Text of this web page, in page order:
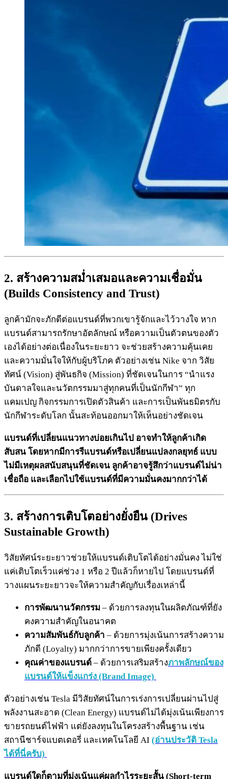
2. สร้างความสม่ำเสมอและความเชื่อมั่น
(Builds Consistency and Trust)
ลูกค้ามักจะภักดีต่อแบรนด์ที่พวกเขารู้จักและไว้วางใจ หาก
แบรนด์สามารถรักษาอัตลักษณ์ หรือความเป็นตัวตนของตัว
เองได้อย่างต่อเนื่องในระยะยาว จะช่วยสร้างความคุ้นเคย
และความมั่นใจให้กับผู้บริโภค ตัวอย่างเช่น Nike จาก วิสัย
ทัศน์ (Vision) สู่พันธกิจ (Mission) ที่ชัดเจนในการ “นำแรง
บันดาลใจและนวัตกรรมมาสู่ทุกคนที่เป็นนักกีฬา” ทุก
แคมเปญ กิจกรรมการเปิดตัวสินค้า และการเป็นพันธมิตรกับ
นักกีฬาระดับโลก นั้นสะท้อนออกมาให้เห็นอย่างชัดเจน
แบรนด์ที่เปลี่ยนแนวทางบ่อยเกินไป อาจทำให้ลูกค้าเกิด
สับสน โดยหากมีการรีแบรนด์หรือเปลี่ยนแปลงกลยุทธ์ แบบ
ไม่มีเหตุผลสนับสนุนที่ชัดเจน ลูกค้าอาจรู้สึกว่าแบรนด์ไม่น่า
เชื่อถือ และเลือกไปใช้แบรนด์ที่มีความมั่นคงมากกว่าได้
3. สร้างการเติบโตอย่างยั่งยืน (Drives
Sustainable Growth)
วิสัยทัศน์ระยะยาวช่วยให้แบรนด์เติบโตได้อย่างมั่นคง ไม่ใช่
แค่เติบโตเร็วแค่ช่วง 1 หรือ 2 ปีแล้วก็หายไป โดยแบรนด์ที่
วางแผนระยะยาวจะให้ความสำคัญกับเรื่องเหล่านี้
การพัฒนานวัตกรรม – ด้วยการลงทุนในผลิตภัณฑ์ที่ยัง
คงความสำคัญในอนาคต
ความสัมพันธ์กับลูกค้า – ด้วยการมุ่งเน้นการสร้างความ
ภักดี (Loyalty) มากกว่าการขายเพียงครั้งเดียว
คุณค่าของแบรนด์ – ด้วยการเสริมสร้างภาพลักษณ์ของ
แบรนด์ให้แข็งแกร่ง (Brand Image)
ตัวอย่างเช่น Tesla มีวิสัยทัศน์ในการเร่งการเปลี่ยนผ่านไปสู่
พลังงานสะอาด (Clean Energy) แบรนด์ไม่ได้มุ่งเน้นเพียงการ
ขายรถยนต์ไฟฟ้า แต่ยังลงทุนในโครงสร้างพื้นฐาน เช่น
สถานีชาร์จแบตเตอรี่ และเทคโนโลยี AI (อ่านประวัติ Tesla
ได้ที่นี่ครับ)
แบรนด์ใดก็ตามที่มุ่งเน้นแค่ผลกำไรระยะสั้น (Short-term